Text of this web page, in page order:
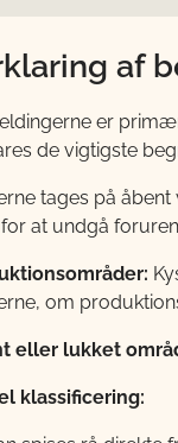
af
er
de vigtigste
tages på
at undgå
om
eller lukket
klassificering: